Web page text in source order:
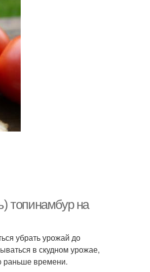
топинамбур на
убрать урожай до
в скудном урожае,
раньше времени.